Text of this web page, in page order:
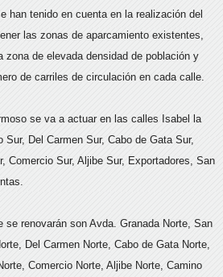
han tenido en cuenta en la realización del
las zonas de aparcamiento existentes,
zona de elevada densidad de población y
de carriles de circulación en cada calle.
se va a actuar en las calles Isabel la
Del Carmen Sur, Cabo de Gata Sur,
Comercio Sur, Aljibe Sur, Exportadores, San
se renovarán son Avda. Granada Norte, San
Del Carmen Norte, Cabo de Gata Norte,
Comercio Norte, Aljibe Norte, Camino